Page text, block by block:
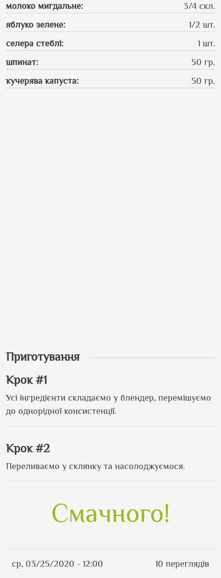
молоко мигдальне:
3/4 скл.
яблуко зелене:
1/2 шт.
селера стеблі:
1 шт.
шпинат:
50 гр.
кучерява капуста: 50 гр.
Приготування
Крок #1
Усі інгредієнти складаємо у блендер, перемішуємо
до однорідної консистенції.
Крок #2
Переливаємо у склянку та насолоджуємося.
Смачного!
ср, 03/25/2020 - 12:00 10 переглядів